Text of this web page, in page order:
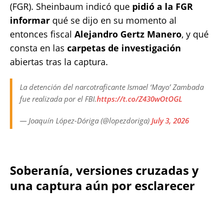
(FGR). Sheinbaum indicó que pidió a la FGR
informar qué se dijo en su momento al
entonces fiscal Alejandro Gertz Manero, y qué
consta en las carpetas de investigación
abiertas tras la captura.
La detención del narcotraficante Ismael ‘Mayo’ Zambada
fue realizada por el FBI.https://t.co/Z430wOtOGL
— Joaquín López-Dóriga (@lopezdoriga) July 3, 2026
Soberanía, versiones cruzadas y
una captura aún por esclarecer